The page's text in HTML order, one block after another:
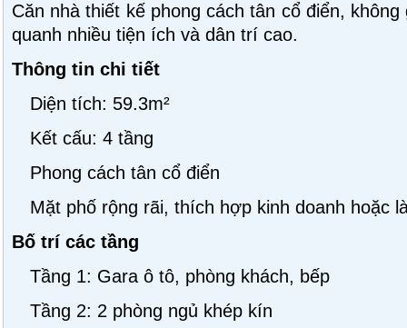
Căn nhà thiết kế phong cách tân cổ điển,
quanh nhiều tiện ích và dân trí cao.
Thông tin chi tiết
Diện tích: 59.3m²
Kết cấu: 4 tầng
Phong cách tân cổ điển
Mặt phố rộng rãi, thích hợp kinh doanh hoặc
Bố trí các tầng
Tầng 1: Gara ô tô, phòng khách, bếp
Tầng 2: 2 phòng ngủ khép kín